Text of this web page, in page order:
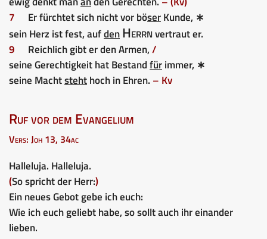
7
Er fürchtet sich nicht vor böserKunde, ∗
sein Herz ist fest, aufdenHerrnvertraut er.
9
Reichlich gibt er den Armen,/
seine Gerechtigkeit hat Bestandfürimmer, ∗
seine Machtstehthoch in Ehren. – Kv
Ruf vor dem Evangelium
Vers: Joh 13, 34ac
Halleluja. Halleluja.
(So spricht der Herr:)
Ein neues Gebot gebe ich euch:
Wie ich euch geliebt habe, so sollt auch ihr einander
lieben.